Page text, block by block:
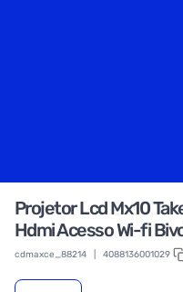
Projetor Lcd Mx10
Hdmi Acesso Wi-fi
cdmaxce_88214 4088136001029